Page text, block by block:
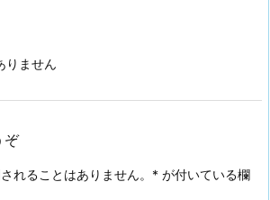
りません
ぞ
れることはありません。 * が付いている欄